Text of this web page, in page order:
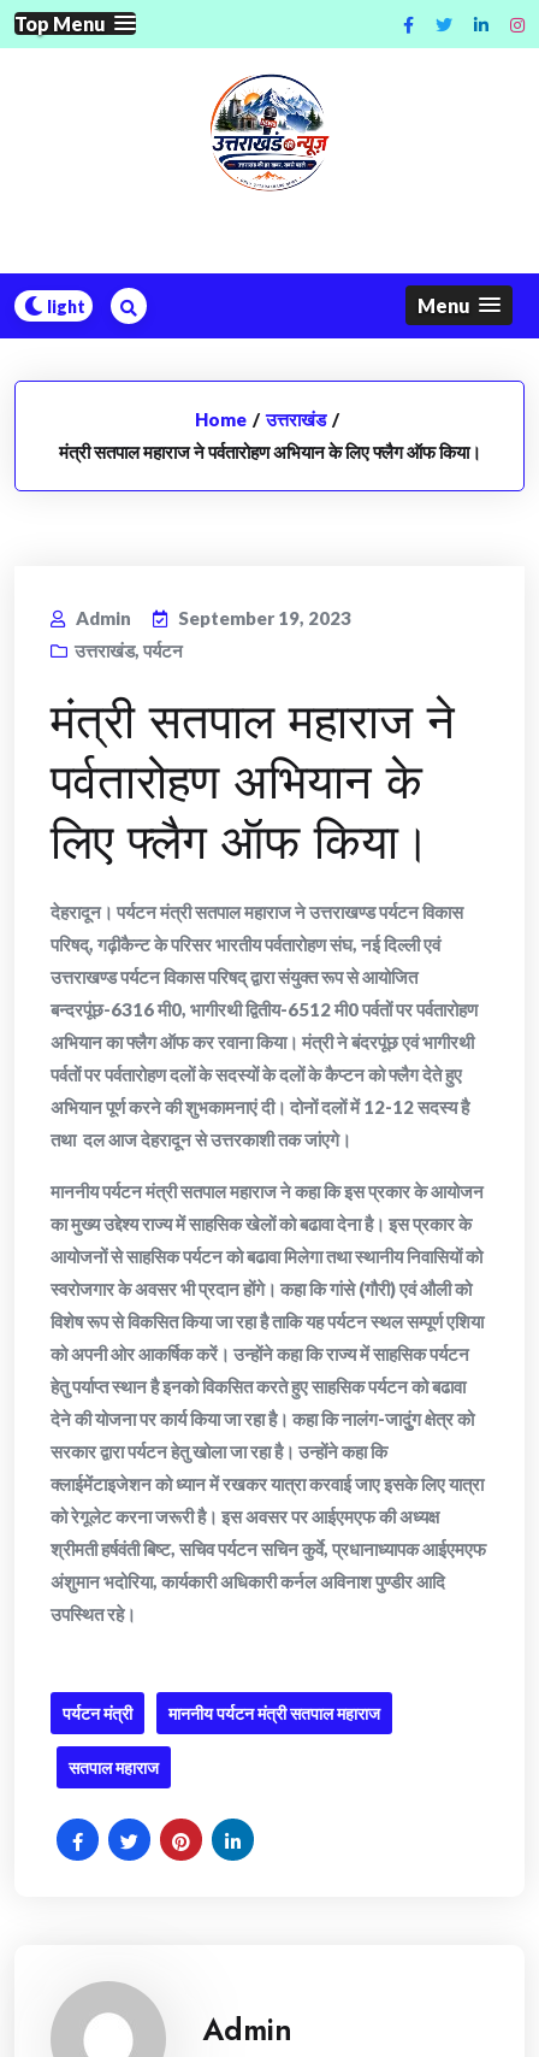
Skip
to
Top Menu
Menu
Home / उत्तराखंड /
मंत्री सतपाल महाराज ने पर्वतारोहण अभियान के लिए फ्लैग ऑफ किया।
Admin
September 19, 2023
उत्तराखंड, पर्यटन
मंत्री सतपाल महाराज ने
पर्वतारोहण अभियान के
लिए फ्लैग ऑफ किया।
देहरादून। पर्यटन मंत्री सतपाल महाराज ने उत्तराखण्ड पर्यटन विकास
परिषद्, गढ़ीकैन्ट के परिसर भारतीय पर्वतारोहण संघ, नई दिल्ली एवं
उत्तराखण्ड पर्यटन विकास परिषद् द्वारा संयुक्त रूप से आयोजित
बन्दरपूंछ-6316 मी0, भागीरथी द्वितीय-6512 मी0 पर्वतों पर पर्वतारोहण
अभियान का फ्लैग ऑफ कर रवाना किया। मंत्री ने बंदरपूंछ एवं भागीरथी
पर्वतों पर पर्वतारोहण दलों के सदस्यों के दलों के कैप्टन को फ्लैग देते हुए
अभियान पूर्ण करने की शुभकामनाएं दी। दोनों दलों में 12-12 सदस्य है
तथा दल आज देहरादून से उत्तरकाशी तक जांएगे।
माननीय पर्यटन मंत्री सतपाल महाराज ने कहा कि इस प्रकार के आयोजन
का मुख्य उद्देश्य राज्य में साहसिक खेलों को बढावा देना है। इस प्रकार के
आयोजनों से साहसिक पर्यटन को बढावा मिलेगा तथा स्थानीय निवासियों को
स्वरोजगार के अवसर भी प्रदान होंगे। कहा कि गांसे (गौरी) एवं औली को
विशेष रूप से विकसित किया जा रहा है ताकि यह पर्यटन स्थल सम्पूर्ण एशिया
को अपनी ओर आकर्षिक करें। उन्होंने कहा कि राज्य में साहसिक पर्यटन
हेतु पर्याप्त स्थान है इनको विकसित करते हुए साहसिक पर्यटन को बढावा
देने की योजना पर कार्य किया जा रहा है। कहा कि नालंग-जादुुंग क्षेत्र को
सरकार द्वारा पर्यटन हेतु खोला जा रहा है। उन्होंने कहा कि
क्लाईमेंटाइजेशन को ध्यान में रखकर यात्रा करवाई जाए इसके लिए यात्रा
को रेगूलेट करना जरूरी है। इस अवसर पर आईएमएफ की अध्यक्ष
श्रीमती हर्षवंती बिष्ट, सचिव पर्यटन सचिन कुर्वे, प्रधानाध्यापक आईएमएफ
अंशुमान भदोरिया, कार्यकारी अधिकारी कर्नल अविनाश पुण्डीर आदि
उपस्थित रहे।
पर्यटन मंत्री माननीय पर्यटन मंत्री सतपाल महाराज
सतपाल महाराज
Admin